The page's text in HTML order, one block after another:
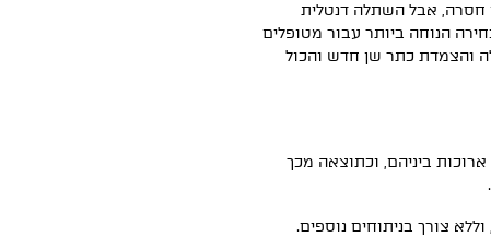
חסרה, אבל השתלה דנטלית
הנוחה ביותר עבור מטופלים
והצמדת כתר שן חדש והכול
ביניהם, וכתוצאה מכך
צורך בניתוחים נוספים.